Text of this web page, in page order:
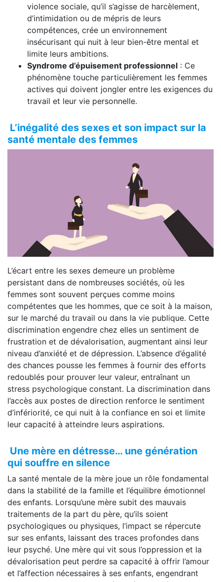
violence sociale, qu’il s’agisse de harcèlement,
d’intimidation ou de mépris de leurs
compétences, crée un environnement
insécurisant qui nuit à leur bien-être mental et
limite leurs ambitions.
Syndrome d’épuisement professionnel : Ce
phénomène touche particulièrement les femmes
actives qui doivent jongler entre les exigences du
travail et leur vie personnelle.
L’inégalité des sexes et son impact sur la
santé mentale des femmes
L’écart entre les sexes demeure un problème
persistant dans de nombreuses sociétés, où les
femmes sont souvent perçues comme moins
compétentes que les hommes, que ce soit à la maison,
sur le marché du travail ou dans la vie publique. Cette
discrimination engendre chez elles un sentiment de
frustration et de dévalorisation, augmentant ainsi leur
niveau d’anxiété et de dépression. L’absence d’égalité
des chances pousse les femmes à fournir des efforts
redoublés pour prouver leur valeur, entraînant un
stress psychologique constant. La discrimination dans
l’accès aux postes de direction renforce le sentiment
d’infériorité, ce qui nuit à la confiance en soi et limite
leur capacité à atteindre leurs aspirations.
Une mère en détresse… une génération
qui souffre en silence
La santé mentale de la mère joue un rôle fondamental
dans la stabilité de la famille et l’équilibre émotionnel
des enfants. Lorsqu’une mère subit des mauvais
traitements de la part du père, qu’ils soient
psychologiques ou physiques, l’impact se répercute
sur ses enfants, laissant des traces profondes dans
leur psyché. Une mère qui vit sous l’oppression et la
dévalorisation peut perdre sa capacité à offrir l’amour
et l’affection nécessaires à ses enfants, engendrant